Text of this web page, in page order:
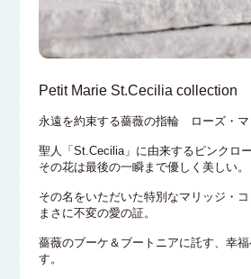
Petit Marie St.Cecilia collection
永遠を約束する薔薇の指輪 ローズ・マ
聖人「St.Cecilia」に由来するピンクロー
その花は最後の一瞬まで優しく美しい。
その名をいただいた特別なマリッジ・コ
まさに不変の愛の証。
薔薇のブーケ＆ブートニアに託す、幸
す。